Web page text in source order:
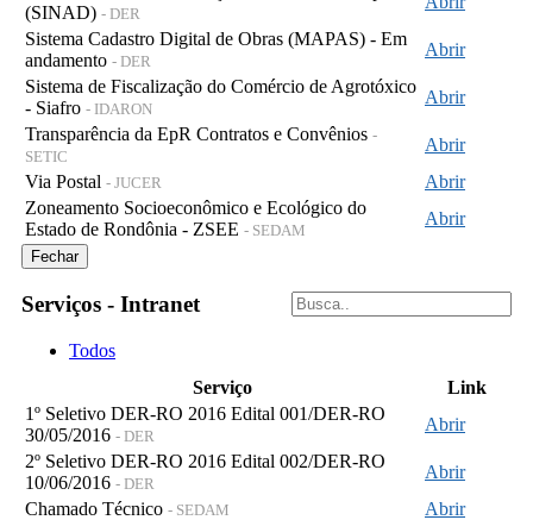
(SINAD) - DER
Sistema Cadastro Digital de Obras (MAPAS) - Em
andamento - DER
Abrir
Sistema de Fiscalização do Comércio de Agrotóxico
- Siafro - IDARON
Abrir
Transparência da EpR Contratos e Convênios -
SETIC
Abrir
Via Postal - JUCER
Abrir
Zoneamento Socioeconômico e Ecológico do
Estado de Rondônia - ZSEE - SEDAM
Abrir
Fechar
Serviços - Intranet
Todos
Serviço
Link
1º Seletivo DER-RO 2016 Edital 001/DER-RO
30/05/2016 - DER
Abrir
2º Seletivo DER-RO 2016 Edital 002/DER-RO
10/06/2016 - DER
Abrir
Chamado Técnico - SEDAM
Abrir